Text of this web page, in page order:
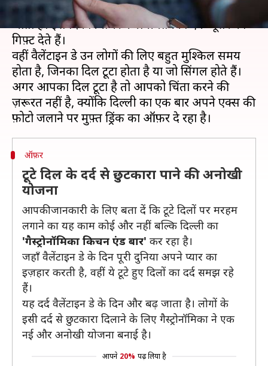
पूरी दुनिया में वैलेंटाइन डे को प्रेम के पर्व की रूप में मनाया
जाता है। इस दिन दुनियाभर के प्रेमी-प्रेमिका एक-दूसरे को
गिफ़्ट देते हैं।
वहीं वैलेंटाइन डे उन लोगों की लिए बहुत मुश्किल समय
होता है, जिनका दिल टूटा होता है या जो सिंगल होते हैं।
अगर आपका दिल टूटा है तो आपको चिंता करने की
ज़रूरत नहीं है, क्योंकि दिल्ली का एक बार अपने एक्स की
ऑफ़र
टूटे दिल के दर्द से छुटकारा पाने की अनोखी
योजना
आपकी जानकारी के लिए बता दें कि टूटे दिलों पर मरहम
लगाने का यह काम कोई और नहीं बल्कि दिल्ली का
'गैस्ट्रोनॉमिका किचन एंड बार' कर रहा है।
जहाँ वैलेंटाइन डे के दिन पूरी दुनिया अपने प्यार का
इज़हार करती है, वहीं ये टूटे हुए दिलों का दर्द समझ रहे
हैं।
यह दर्द वैलेंटाइन डे के दिन और बढ़ जाता है। लोगों के
इसी दर्द से छुटकारा दिलाने के लिए गैस्ट्रोनॉमिका ने एक
नई और अनोखी योजना बनाई है।
आपने 20% पढ़ लिया है